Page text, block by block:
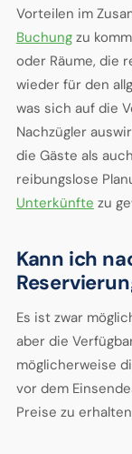
Vorteilen im
Buchungzu
oder Räume, die
wieder für den
was sich auf die
Nachzügler
die Gäste als
reibungslose
Unterkünfte zu
Kann ich
Es ist zwar
aber die
möglicherweise
vor dem
Preise zu